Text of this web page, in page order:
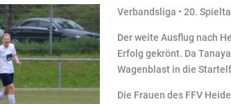
Verbandsliga • 20.
Der weite Ausflug nach
Erfolg gekrönt. Da
Wagenblast in die
Die Frauen des FFV